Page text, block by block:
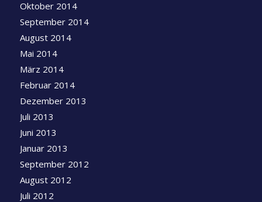
Oktober 2014
September 2014
August 2014
Mai 2014
März 2014
Februar 2014
Dezember 2013
Juli 2013
Juni 2013
Januar 2013
September 2012
August 2012
Juli 2012